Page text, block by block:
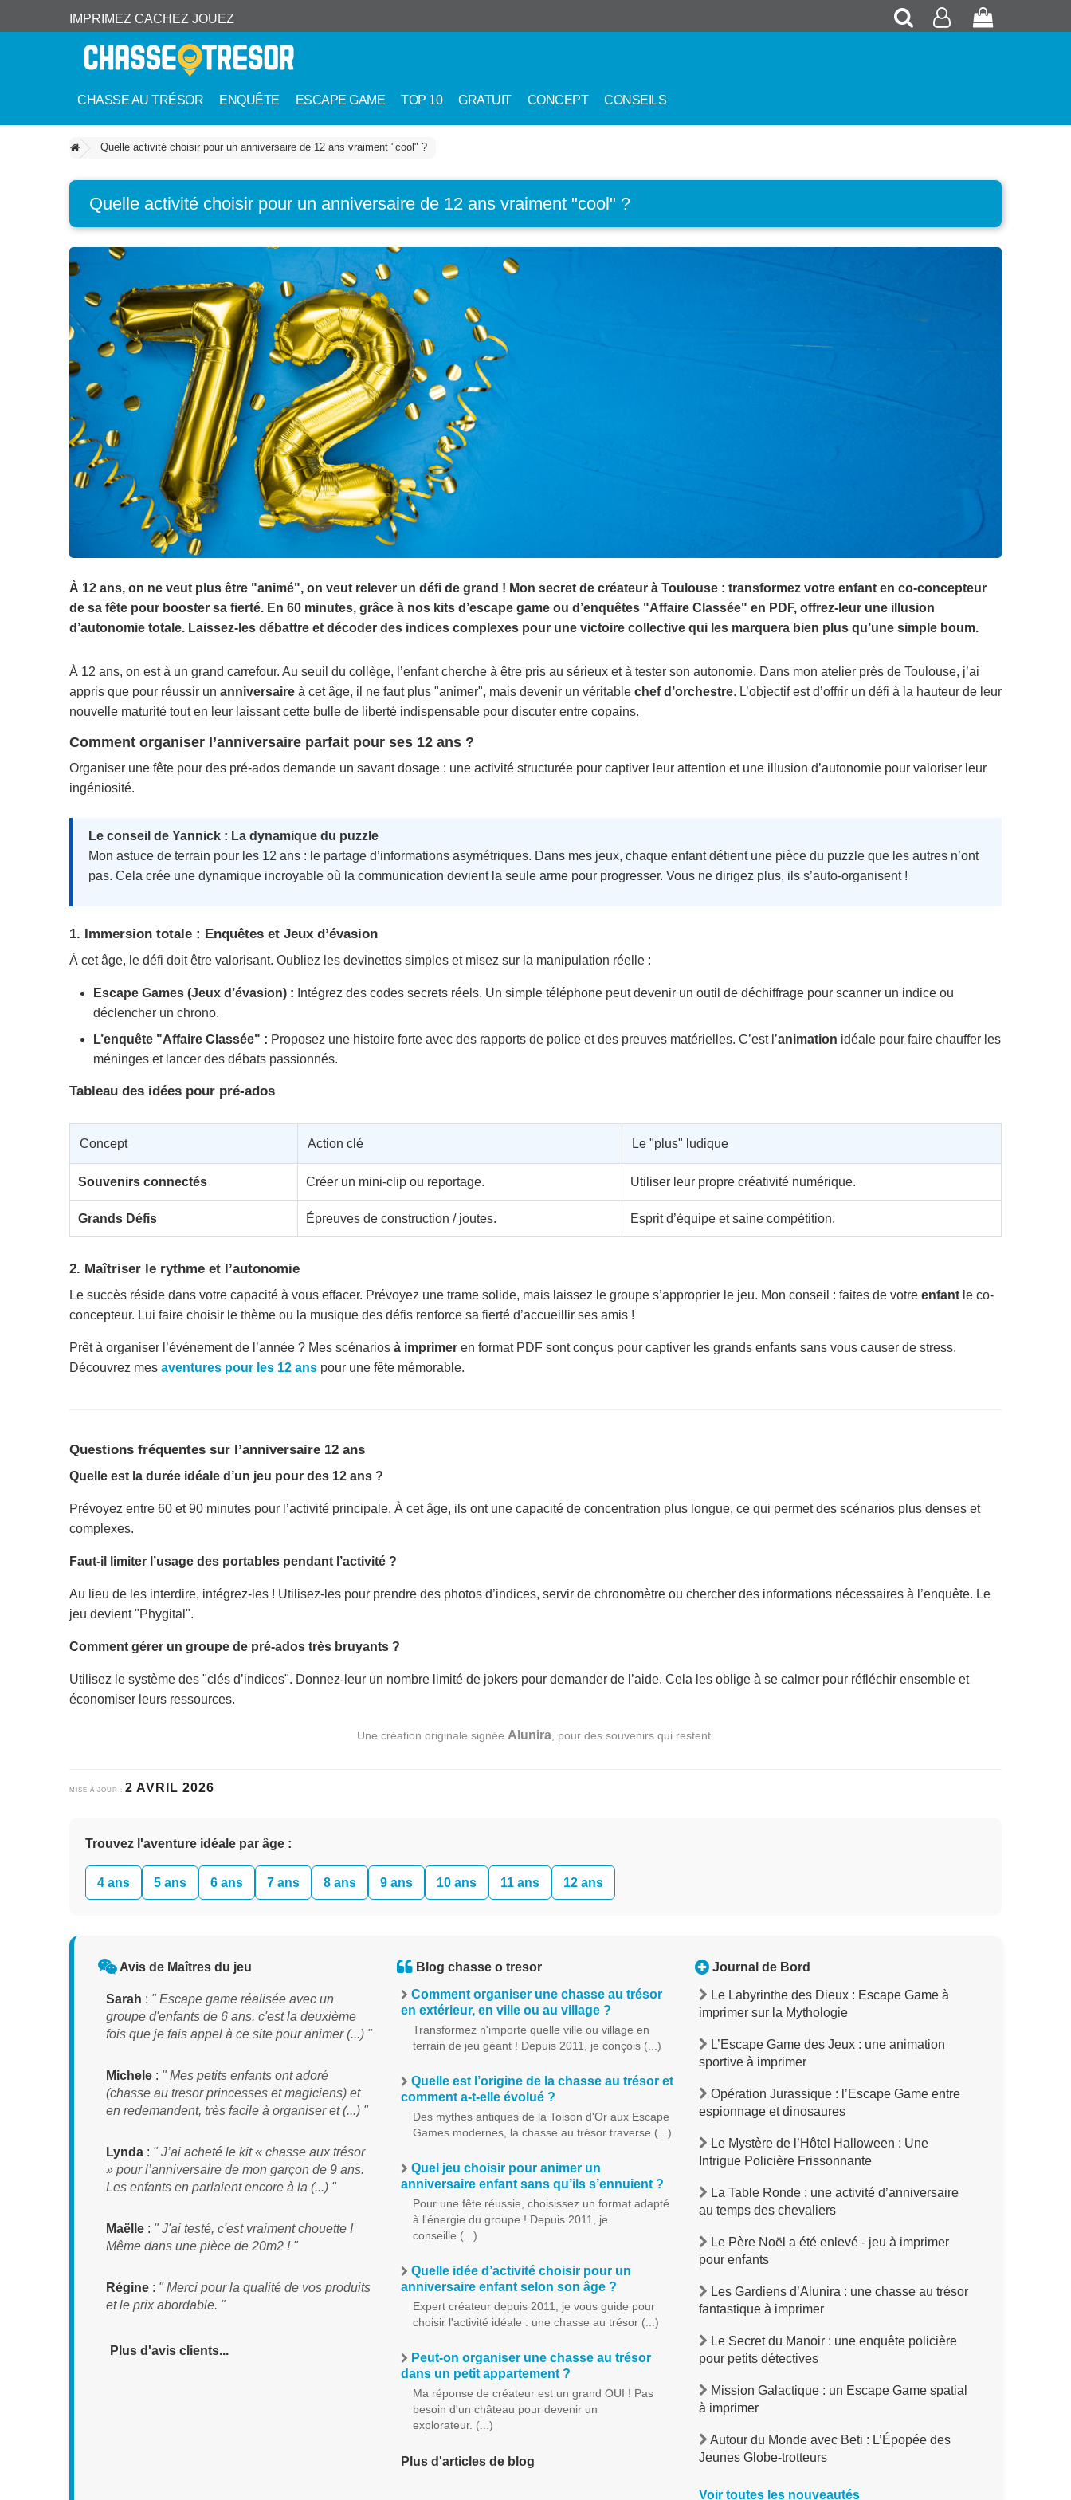
IMPRIMEZ CACHEZ JOUEZ Recherche
Mon
CHASSE AU TRÉSOR ENQUÊTE ESCAPE GAME TOP 10 GRATUIT CONCEPT CONSEILS
Quelle activité choisir pour un anniversaire de 12 ans vraiment "cool" ?
Quelle activité choisir pour un anniversaire de 12 ans vraiment "cool" ?
À 12 ans, on ne veut plus être "animé", on veut relever un défi de grand ! Mon secret de créateur à Toulouse : transformez votre enfant en co-concepteur
de sa fête pour booster sa fierté. En 60 minutes, grâce à nos kits d’escape game ou d’enquêtes "Affaire Classée" en PDF, offrez-leur une illusion
d’autonomie totale. Laissez-les débattre et décoder des indices complexes pour une victoire collective qui les marquera bien plus qu’une simple boum.
À 12 ans, on est à un grand carrefour. Au seuil du collège, l’enfant cherche à être pris au sérieux et à tester son autonomie. Dans mon atelier près de Toulouse, j’ai
appris que pour réussir un anniversaire à cet âge, il ne faut plus "animer", mais devenir un véritable chef d’orchestre. L’objectif est d’offrir un défi à la hauteur de leur
nouvelle maturité tout en leur laissant cette bulle de liberté indispensable pour discuter entre copains.
Comment organiser l’anniversaire parfait pour ses 12 ans ?
Organiser une fête pour des pré-ados demande un savant dosage : une activité structurée pour captiver leur attention et une illusion d’autonomie pour valoriser leur
ingéniosité.
Le conseil de Yannick : La dynamique du puzzle
Mon astuce de terrain pour les 12 ans : le partage d’informations asymétriques. Dans mes jeux, chaque enfant détient une pièce du puzzle que les autres n’ont
pas. Cela crée une dynamique incroyable où la communication devient la seule arme pour progresser. Vous ne dirigez plus, ils s’auto-organisent !
1. Immersion totale : Enquêtes et Jeux d’évasion
À cet âge, le défi doit être valorisant. Oubliez les devinettes simples et misez sur la manipulation réelle :
Escape Games (Jeux d’évasion) : Intégrez des codes secrets réels. Un simple téléphone peut devenir un outil de déchiffrage pour scanner un indice ou
déclencher un chrono.
L’enquête "Affaire Classée" : Proposez une histoire forte avec des rapports de police et des preuves matérielles. C’est l’animation idéale pour faire chauffer les
méninges et lancer des débats passionnés.
Tableau des idées pour pré-ados
Concept Action clé Le "plus" ludique
Souvenirs connectés Créer un mini-clip ou reportage. Utiliser leur propre créativité numérique.
Grands Défis Épreuves de construction / joutes. Esprit d’équipe et saine compétition.
2. Maîtriser le rythme et l’autonomie
Le succès réside dans votre capacité à vous effacer. Prévoyez une trame solide, mais laissez le groupe s’approprier le jeu. Mon conseil : faites de votre enfant le co-
concepteur. Lui faire choisir le thème ou la musique des défis renforce sa fierté d’accueillir ses amis !
Prêt à organiser l’événement de l’année ? Mes scénarios à imprimer en format PDF sont conçus pour captiver les grands enfants sans vous causer de stress.
Découvrez mes aventures pour les 12 ans pour une fête mémorable.
Questions fréquentes sur l’anniversaire 12 ans
Quelle est la durée idéale d’un jeu pour des 12 ans ?
Prévoyez entre 60 et 90 minutes pour l’activité principale. À cet âge, ils ont une capacité de concentration plus longue, ce qui permet des scénarios plus denses et
complexes.
Faut-il limiter l’usage des portables pendant l’activité ?
Au lieu de les interdire, intégrez-les ! Utilisez-les pour prendre des photos d’indices, servir de chronomètre ou chercher des informations nécessaires à l’enquête. Le
jeu devient "Phygital".
Comment gérer un groupe de pré-ados très bruyants ?
Utilisez le système des "clés d’indices". Donnez-leur un nombre limité de jokers pour demander de l’aide. Cela les oblige à se calmer pour réfléchir ensemble et
économiser leurs ressources.
Une création originale signée Alunira , pour des souvenirs qui restent.
MISE À JOUR : 2 AVRIL 2026
Trouvez l'aventure idéale par âge :
4 ans 5 ans 6 ans 7 ans 8 ans 9 ans 10 ans 11 ans 12 ans
Avis de Maîtres du jeu
Sarah : " Escape game réalisée avec un
groupe d'enfants de 6 ans. c'est la deuxième
fois que je fais appel à ce site pour animer (...) "
Michele : " Mes petits enfants ont adoré
(chasse au tresor princesses et magiciens) et
en redemandent, très facile à organiser et (...) "
Lynda : " J’ai acheté le kit « chasse aux trésor
» pour l’anniversaire de mon garçon de 9 ans.
Les enfants en parlaient encore à la (...) "
Maëlle : " J'ai testé, c'est vraiment chouette !
Même dans une pièce de 20m2 ! "
Régine : " Merci pour la qualité de vos produits
et le prix abordable. "
Plus d'avis clients...
Blog chasse o tresor
Comment organiser une chasse au trésor
en extérieur, en ville ou au village ?
Transformez n'importe quelle ville ou village en
terrain de jeu géant ! Depuis 2011, je conçois (...)
Quelle est l’origine de la chasse au trésor et
comment a-t-elle évolué ?
Des mythes antiques de la Toison d'Or aux Escape
Games modernes, la chasse au trésor traverse (...)
Quel jeu choisir pour animer un
anniversaire enfant sans qu’ils s’ennuient ?
Pour une fête réussie, choisissez un format adapté
à l'énergie du groupe ! Depuis 2011, je
conseille (...)
Quelle idée d’activité choisir pour un
anniversaire enfant selon son âge ?
Expert créateur depuis 2011, je vous guide pour
choisir l'activité idéale : une chasse au trésor (...)
Peut-on organiser une chasse au trésor
dans un petit appartement ?
Ma réponse de créateur est un grand OUI ! Pas
besoin d'un château pour devenir un
explorateur. (...)
Plus d'articles de blog
Journal de Bord
Le Labyrinthe des Dieux : Escape Game à
imprimer sur la Mythologie
L’Escape Game des Jeux : une animation
sportive à imprimer
Opération Jurassique : l’Escape Game entre
espionnage et dinosaures
Le Mystère de l’Hôtel Halloween : Une
Intrigue Policière Frissonnante
La Table Ronde : une activité d’anniversaire
au temps des chevaliers
Le Père Noël a été enlevé - jeu à imprimer
pour enfants
Les Gardiens d’Alunira : une chasse au trésor
fantastique à imprimer
Le Secret du Manoir : une enquête policière
pour petits détectives
Mission Galactique : un Escape Game spatial
à imprimer
Autour du Monde avec Beti : L’Épopée des
Jeunes Globe-trotteurs
Voir toutes les nouveautés